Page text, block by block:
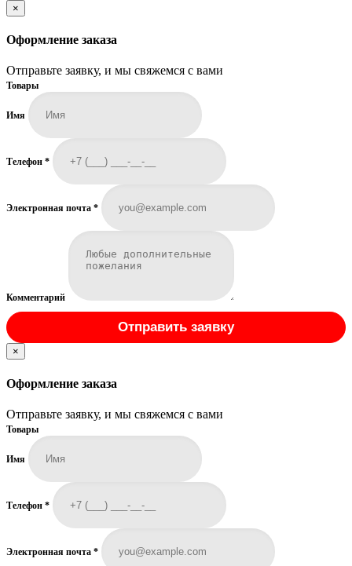
×
Оформление заказа
Отправьте заявку, и мы свяжемся с вами
Товары
Имя
Телефон *
Электронная почта *
Комментарий
Отправить заявку
×
Оформление заказа
Отправьте заявку, и мы свяжемся с вами
Товары
Имя
Телефон *
Электронная почта *